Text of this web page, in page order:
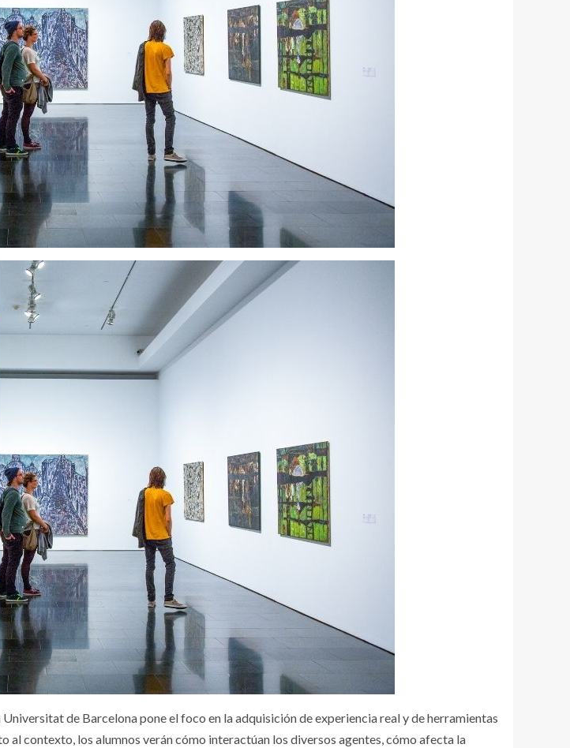
de Barcelona pone el foco en la adquisición de experiencia real y de herramientas
contexto, los alumnos verán cómo interactúan los diversos agentes, cómo afecta la